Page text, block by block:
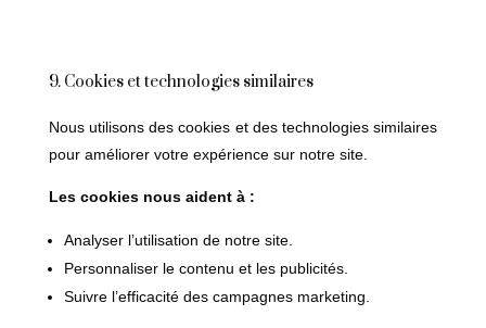
9. Cookies et technologies similaires
Nous utilisons des cookies et des technologies similaires
pour améliorer votre expérience sur notre site.
Les cookies nous aident à :
Analyser l’utilisation de notre site.
Personnaliser le contenu et les publicités.
Suivre l’efficacité des campagnes marketing.